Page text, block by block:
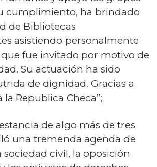
cumplimiento, ha brindado
de Bibliotecas
asistiendo personalmente
fue invitado por motivo de
Su actuación ha sido
de dignidad. Gracias a
Republica Checa”;
de algo más de tres
una tremenda agenda de
civil, la oposición